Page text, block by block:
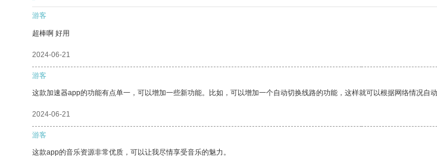
游客
超棒啊 好用
2024-06-21
游客
这款加速器app的功能有点单一，可以增加一些新功能。比如，可以增加一个自动切换线路的功能，这样就可以根据网络情况自
2024-06-21
游客
这款app的音乐资源非常优质，可以让我尽情享受音乐的魅力。